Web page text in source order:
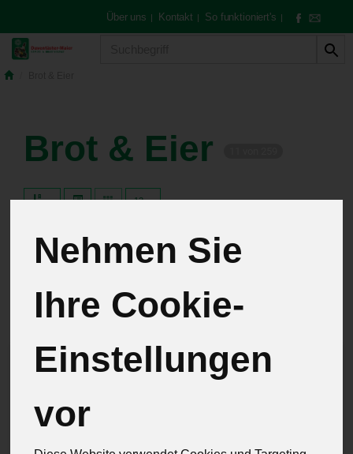
Nehmen Sie
Ihre Cookie-
Einstellungen
vor
Über uns | Kontakt | So funktioniert's |
Brot & Eier
12